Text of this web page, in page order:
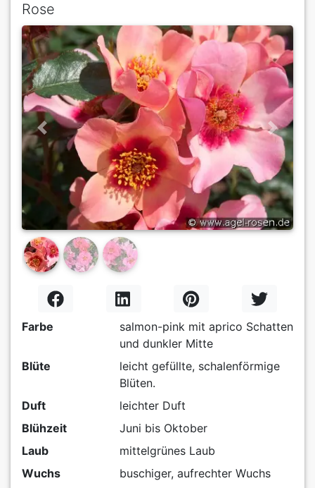
Rose
Previous Next
Farbe
salmon-pink mit aprico Schatten
und dunkler Mitte
Blüte
leicht gefüllte, schalenförmige
Blüten.
Duft
leichter Duft
Blühzeit
Juni bis Oktober
Laub
mittelgrünes Laub
Wuchs
buschiger, aufrechter Wuchs